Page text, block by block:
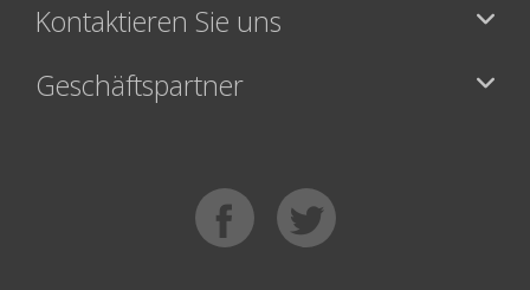
Kontaktieren Sie uns
Geschäftspartner